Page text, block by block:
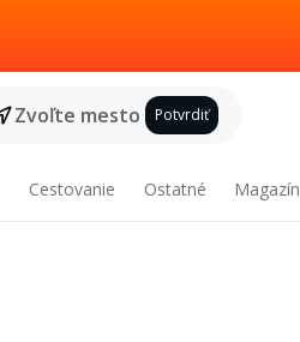
Zvoľte mesto Potvrdiť
Cestovanie Ostatné Magazín